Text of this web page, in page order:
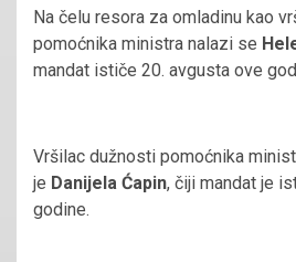
Na čelu resora za omladinu kao
pomoćnika ministra nalazi se
mandat ističe 20. avgusta ove
Vršilac dužnosti pomoćnika
je Danijela Ćapin, čiji mandat je
godine.